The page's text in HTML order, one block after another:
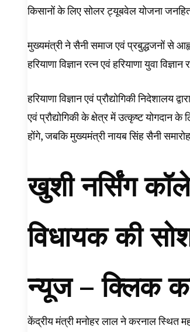
किसानों के लिए सोलर ट्यूबवेल योजना
मुख्यमंत्री ने सैनी समाज एवं प्रबुद्धजनों से
हरियाणा विज्ञान रत्न एवं हरियाणा युवा
हरियाणा विज्ञान एवं प्रौद्योगिकी
एवं प्रौद्योगिकी के क्षेत्र में उत्कृष्ट योगदान
होंगे, जबकि मुख्यमंत्री नायब सिंह सैनी
खुशी नर्सिंग
विधायक की
न्यूज –क्लिक
केंद्रीय मंत्री मनोहर लाल ने करनाल स्थित